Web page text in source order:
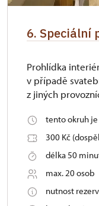
6. Speciální
Prohlídka
v případě
z jiných
tento okruh je
300 Kč
délka 50
max. 20 osob
nutnost